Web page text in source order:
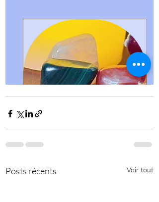
Posts récents Voir tout